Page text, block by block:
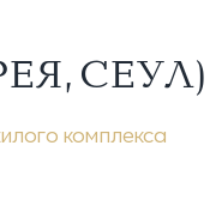
СЕУЛ)
комплекса